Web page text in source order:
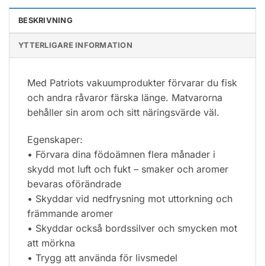
BESKRIVNING
YTTERLIGARE INFORMATION
Med Patriots vakuumprodukter förvarar du fisk
och andra råvaror färska länge. Matvarorna
behåller sin arom och sitt näringsvärde väl.
Egenskaper:
• Förvara dina födoämnen flera månader i
skydd mot luft och fukt – smaker och aromer
bevaras oförändrade
• Skyddar vid nedfrysning mot uttorkning och
främmande aromer
• Skyddar också bordssilver och smycken mot
att mörkna
• Trygg att använda för livsmedel